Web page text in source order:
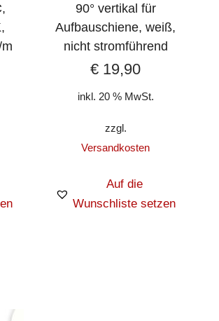
90° vertikal für
Aufbauschiene, weiß,
nicht stromführend
€ 19,90
inkl. 20 % MwSt.
zzgl.
Versandkosten
Auf die
Wunschliste setzen